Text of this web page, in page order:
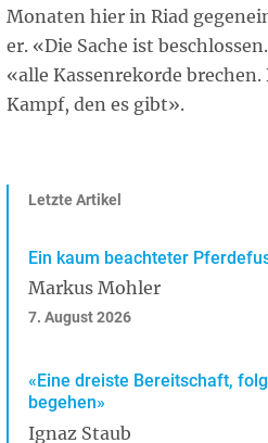
Monaten hier in Riad
er. «Die Sache ist
«alle Kassenrekorde brechen.
Kampf, den es gibt».
Letzte Artikel
Ein kaum beachteter
Markus Mohler
7. August 2026
«Eine dreiste Bereitschaft,
begehen»
Ignaz Staub